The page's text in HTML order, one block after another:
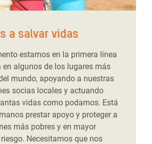
a salvar vidas
estamos en la primera línea
en algunos de los lugares más
mundo, apoyando a nuestras
socias locales y actuando
vidas como podamos. Está
prestar apoyo y proteger a
más pobres y en mayor
Necesitamos que nos